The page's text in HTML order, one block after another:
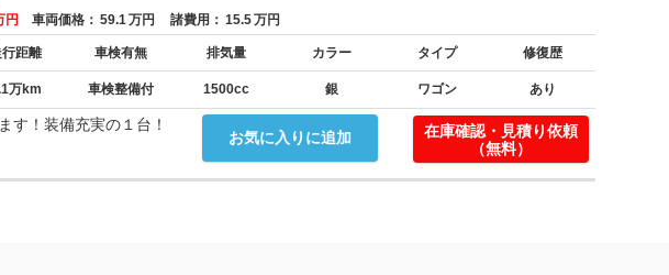
円 車両価格： 59.1万円 諸費用： 15.5万円
距離 車検有無 排気量 カラー タイプ 修復歴
万km 車検整備付 1500cc 銀 ワゴン あり
お気に入りに追加
す！装備充実の１台！
在庫確認・見積り依頼
（無料）